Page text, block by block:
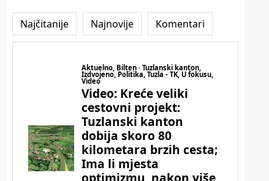
Najčitanije Najnovije Komentari